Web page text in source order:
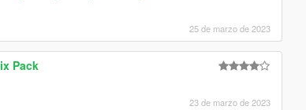
25 de marzo de 2023
Pack
23 de marzo de 2023